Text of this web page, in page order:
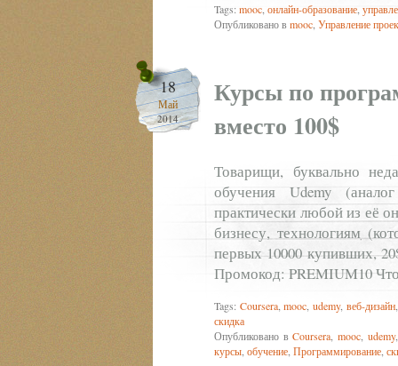
Tags: mooc онлайн-образование
Опубликовано вmooc Управление
18
Май
2014
Курсы по
вместо 100$
Товарищи, буквально
обучения Udemy
практически любой из её
бизнесу, технологиям
первых 10000 купивших,
Промокод: PREMIUM10
Tags: Coursera,mooc ,udemy, веб-дизайн
скидка
Опубликовано вCoursera mooc, udemy
курсы обучение Программирование